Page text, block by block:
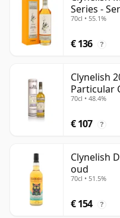
Series -
70cl • 55.1%
€ 136 ?
Clynelish
Particular
70cl • 48.4%
€ 107 ?
Clynelish
oud
70cl • 51.5%
€ 154 ?